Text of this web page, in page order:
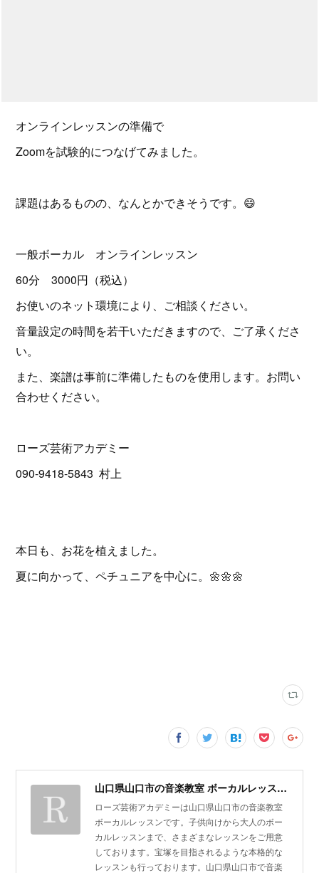
オンラインレッスンの準備で
Zoomを試験的につなげてみました。
課題はあるものの、なんとかできそうです。😄
一般ボーカル オンラインレッスン
60分 3000円（税込）
お使いのネット環境により、ご相談ください。
音量設定の時間を若干いただきますので、ご了承くださ
い。
また、楽譜は事前に準備したものを使用します。お問い
合わせください。
ローズ芸術アカデミー
090-9418-5843 村上
本日も、お花を植えました。
夏に向かって、ペチュニアを中心に。🌼🌼🌼
山口県山口市の音楽教室 ボーカルレッスン | ローズ芸術アカデミー
ローズ芸術アカデミーは山口県山口市の音楽教室
ボーカルレッスンです。子供向けから大人のボー
カルレッスンまで、さまざまなレッスンをご用意
しております。宝塚を目指されるような本格的な
レッスンも行っております。山口県山口市で音楽